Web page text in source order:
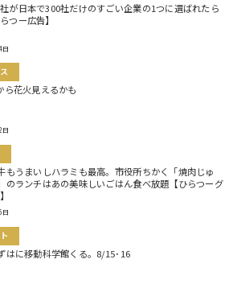
が日本で300社だけのすごい企業の1つに選ばれたら
つー広告】
ら花火見えるかも
もうまいしハラミも最高。市役所ちかく「焼肉じゅ
のランチはあの美味しいごはん食べ放題【ひらつーグ
はに移動科学館くる。8/15･16